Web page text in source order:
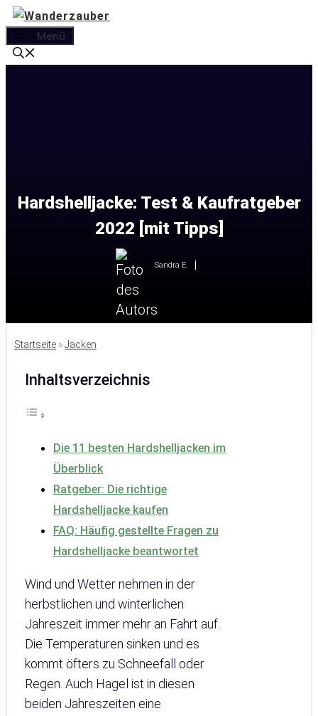
Zum
Inhalt
springen
Menü
Hardshelljacke: Test & Kaufratgeber
2022 [mit Tipps]
Sandra E.
Startseite »Jacken
Inhaltsverzeichnis
Die 11 besten Hardshelljacken im
Überblick
Ratgeber: Die richtige
Hardshelljacke kaufen
FAQ: Häufig gestellte Fragen zu
Hardshelljacke beantwortet
Wind und Wetter nehmen in der
herbstlichen und winterlichen
Jahreszeit immer mehr an Fahrt auf.
Die Temperaturen sinken und es
kommt öfters zu Schneefall oder
Regen. Auch Hagel ist in diesen
beiden Jahreszeiten eine